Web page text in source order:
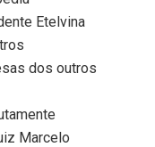
Etelvina
dos outros
Marcelo